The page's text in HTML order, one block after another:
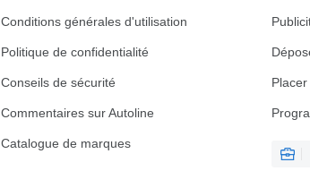
Conditions générales d'utilisation
Politique de confidentialité
Conseils de sécurité
Commentaires sur Autoline
Catalogue de marques